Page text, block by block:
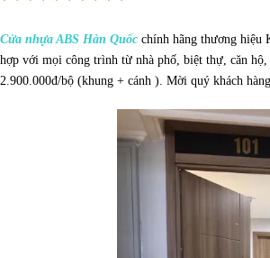
Cửa nhựa ABS Hàn Quốc chính hãng thương hiệu
hợp với mọi công trình từ nhà phố, biệt thự, căn
2.900.000đ/bộ (khung + cánh ). Mời quý khách